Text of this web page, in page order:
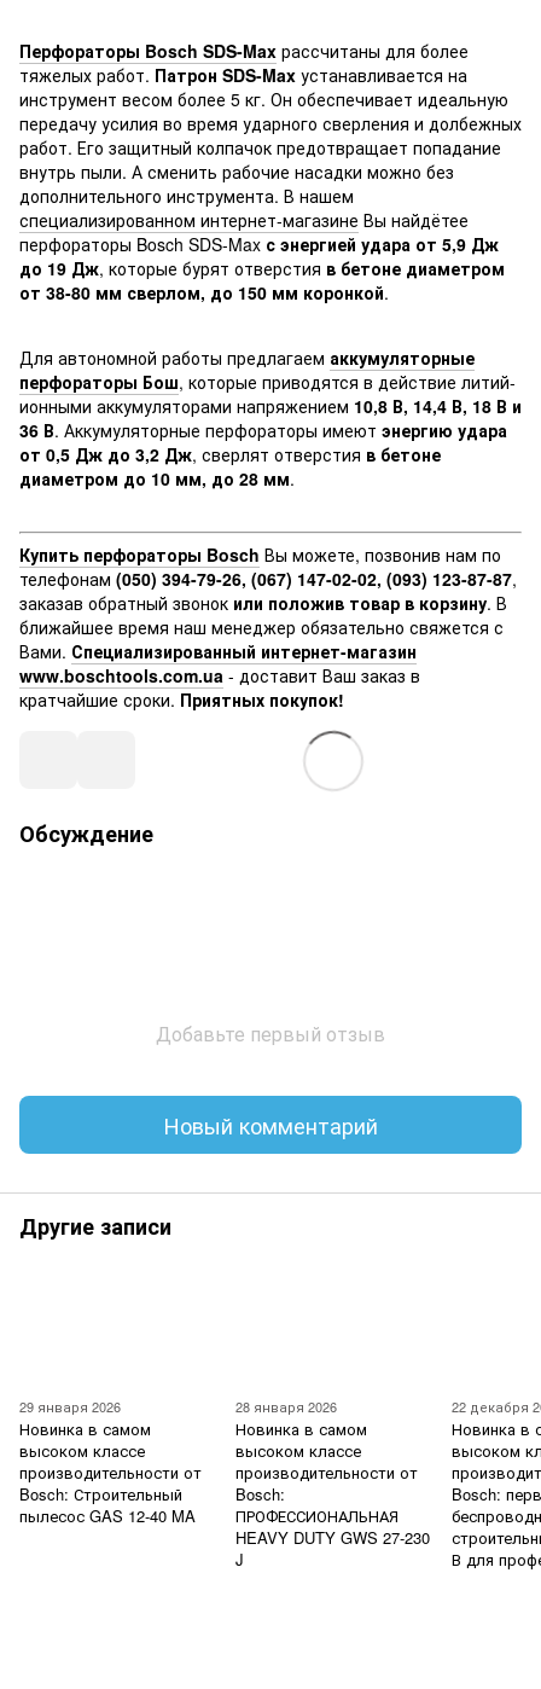
Перфораторы Bosch SDS-Max рассчитаны для более
тяжелых работ. Патрон SDS-Max устанавливается на
инструмент весом более 5 кг. Он обеспечивает идеальную
передачу усилия во время ударного сверления и долбежных
работ. Его защитный колпачок предотвращает попадание
внутрь пыли. А сменить рабочие насадки можно без
дополнительного инструмента. В нашем
специализированном интернет-магазине Вы найдётее
перфораторы Bosch SDS-Max с энергией удара от 5,9 Дж
до 19 Дж, которые бурят отверстия в бетоне диаметром
от 38-80 мм сверлом, до 150 мм коронкой.
Для автономной работы предлагаем аккумуляторные
перфораторы Бош, которые приводятся в действие литий-
ионными аккумуляторами напряжением 10,8 В, 14,4 В, 18 В и
36 В. Аккумуляторные перфораторы имеют энергию удара
от 0,5 Дж до 3,2 Дж, сверлят отверстия в бетоне
диаметром до 10 мм, до 28 мм.
Купить перфораторы Bosch Вы можете, позвонив нам по
телефонам (050) 394-79-26, (067) 147-02-02, (093) 123-87-87,
заказав обратный звонок или положив товар в корзину. В
ближайшее время наш менеджер обязательно свяжется с
Вами. Специализированный интернет-магазин
www.boschtools.com.ua - доставит Ваш заказ в
кратчайшие сроки. Приятных покупок!
Обсуждение
Добавьте первый отзыв
Новый комментарий
Другие записи
29 января 2026
Новинка в самом
высоком классе
производительности от
Bosch: Строительный
пылесос GAS 12-40 MA
28 января 2026
Новинка в самом
высоком классе
производительности от
Bosch:
ПРОФЕССИОНАЛЬНАЯ
HEAVY DUTY GWS 27-230
J
22 декабря
Новинка в
высоком
Bosch:
В для